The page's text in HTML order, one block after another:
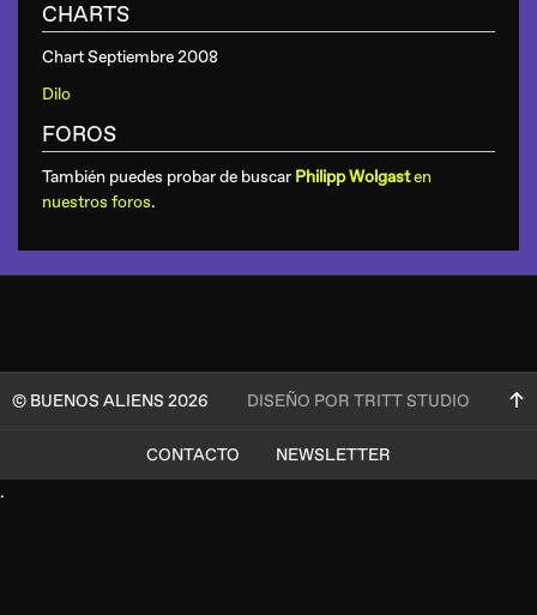
CHARTS
Chart Septiembre 2008
Dilo
FOROS
También puedes probar de buscar Philipp Wolgasten
nuestros foros.
© BUENOS ALIENS 2026 DISEÑO POR TRITT STUDIO
CONTACTO
NEWSLETTER
.